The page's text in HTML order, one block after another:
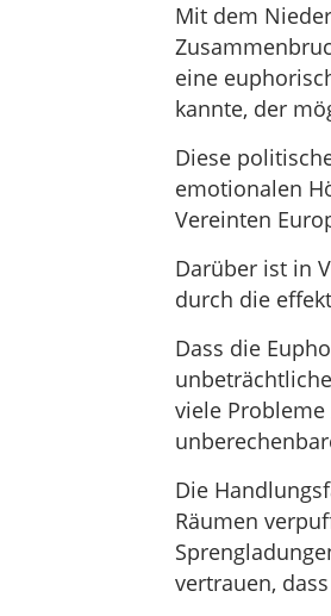
Mit dem
eine
kannte, der
Diese
emotionalen
Vereinten
Darüber ist in
durch die
Dass die
viele
Die
Räumen
vertrauen,